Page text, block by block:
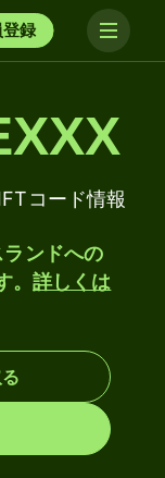
録
コード情報
ンドへの
。詳しくは